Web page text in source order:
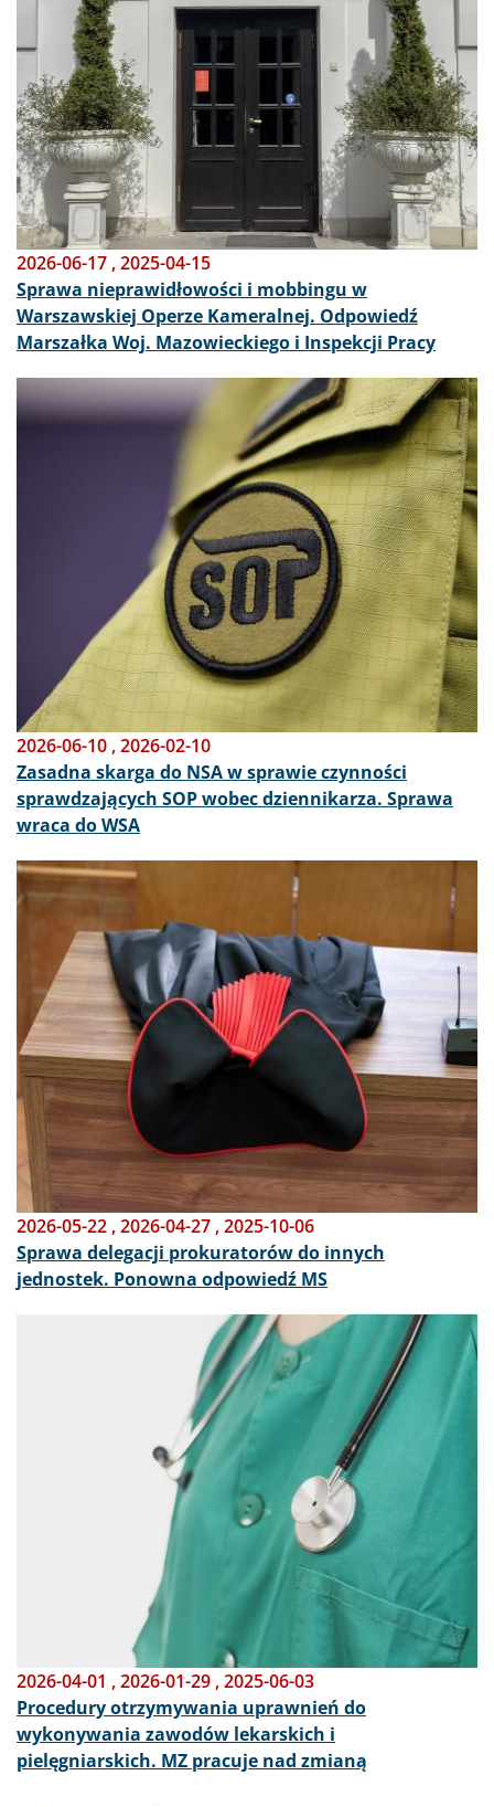
2026-06-17 ,2025-04-15
Sprawa nieprawidłowości i mobbingu w
Warszawskiej Operze Kameralnej. Odpowiedź
Marszałka Woj. Mazowieckiego i Inspekcji Pracy
Obraz
2026-06-10 ,2026-02-10
Zasadna skarga do NSA w sprawie czynności
sprawdzających SOP wobec dziennikarza. Sprawa
wraca do WSA
Obraz
2026-05-22 ,2026-04-27 ,2025-10-06
Sprawa delegacji prokuratorów do innych
jednostek. Ponowna odpowiedź MS
2026-04-01 ,2026-01-29 ,2025-06-03
Procedury otrzymywania uprawnień do
wykonywania zawodów lekarskich i
pielęgniarskich. MZ pracuje nad zmianą